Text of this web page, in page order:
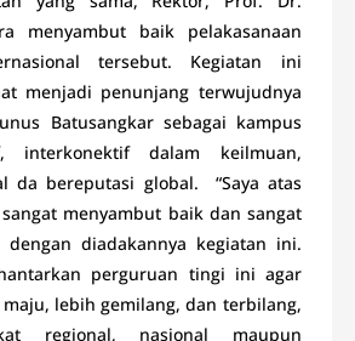
menyambut baik pelakasanaan
tersebut. Kegiatan ini
menjadi penunjang terwujudnya
Batusangkar sebagai kampus
interkonektif dalam keilmuan,
da bereputasi global. “Saya atas
menyambut baik dan sangat
dengan diadakannya kegiatan ini.
perguruan tingi ini agar
lebih gemilang, dan terbilang,
regional, nasional maupun